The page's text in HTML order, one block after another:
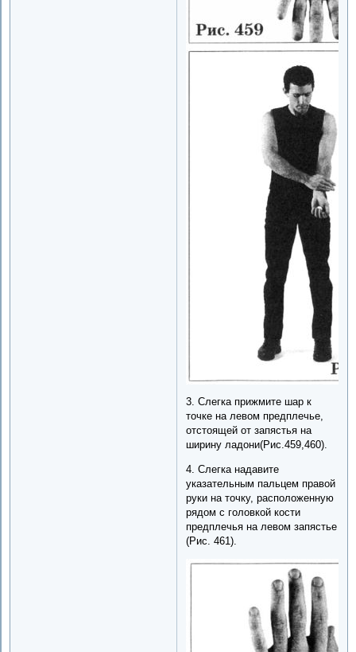
3. Слегка прижмите шар к
точке на левом предплечье,
отстоящей от запястья на
ширину ладони(Рис.459,460).
4. Слегка надавите
указательным пальцем правой
руки на точку, расположенную
рядом с головкой кости
предплечья на левом запястье
(Рис. 461).